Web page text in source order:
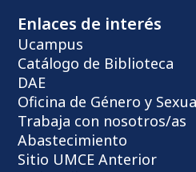
Enlaces de interés
Ucampus
Catálogo de Biblioteca
DAE
Oficina de Género y
Trabaja con nosotros/as
Abastecimiento
Sitio UMCE Anterior